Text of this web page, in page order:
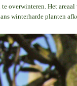
overwinteren. Het
winterharde planten